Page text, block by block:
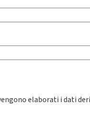
elaborati i dati